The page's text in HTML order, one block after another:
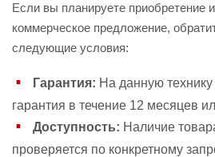
Если вы планируете приобретение
коммерческое предложение,
следующие условия:
Гарантия: На данную
гарантия в течение 12 месяцев
Доступность: Наличие
проверяется по конкретному